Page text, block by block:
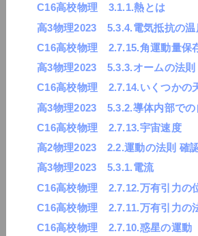
C16高校物理 3.1.1.熱とは
高3物理2023 5.3.4.電気抵抗の温
C16高校物理 2.7.15.角運動量保
高3物理2023 5.3.3.オームの法則
C16高校物理 2.7.14.いくつかの
高3物理2023 5.3.2.導体内部での
C16高校物理 2.7.13.宇宙速度
高2物理2023 2.2.運動の法則 確
高3物理2023 5.3.1.電流
C16高校物理 2.7.12.万有引力の
C16高校物理 2.7.11.万有引力の
C16高校物理 2.7.10.惑星の運動